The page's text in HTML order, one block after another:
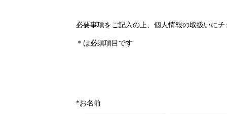
必要事項をご記入の上、個人情報の取扱いに
＊は必須項目です
*お名前